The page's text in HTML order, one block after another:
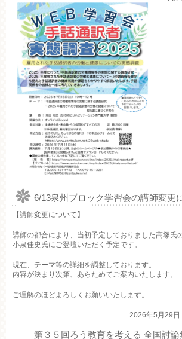
6/13泉州ブロック学習会の講師変更
【講師変更について】
講師の都合により、当初予定しておりました高塚氏
小泉佳史氏にご登壇いただく予定です。
現在、テーマ等の詳細を調整しております。
内容が決まり次第、あらためてご案内いたします。
ご理解のほどよろしくお願いいたします。
2026年5月29日
第３５回ろう教育を考える 全国討